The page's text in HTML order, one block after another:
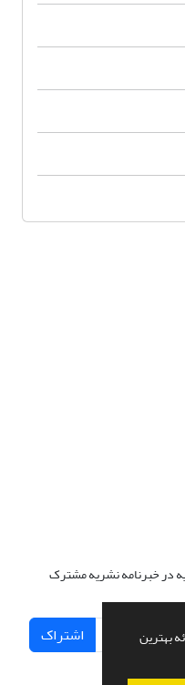
بهترین
در خبرنامه نشریه مشترک
اشتراک